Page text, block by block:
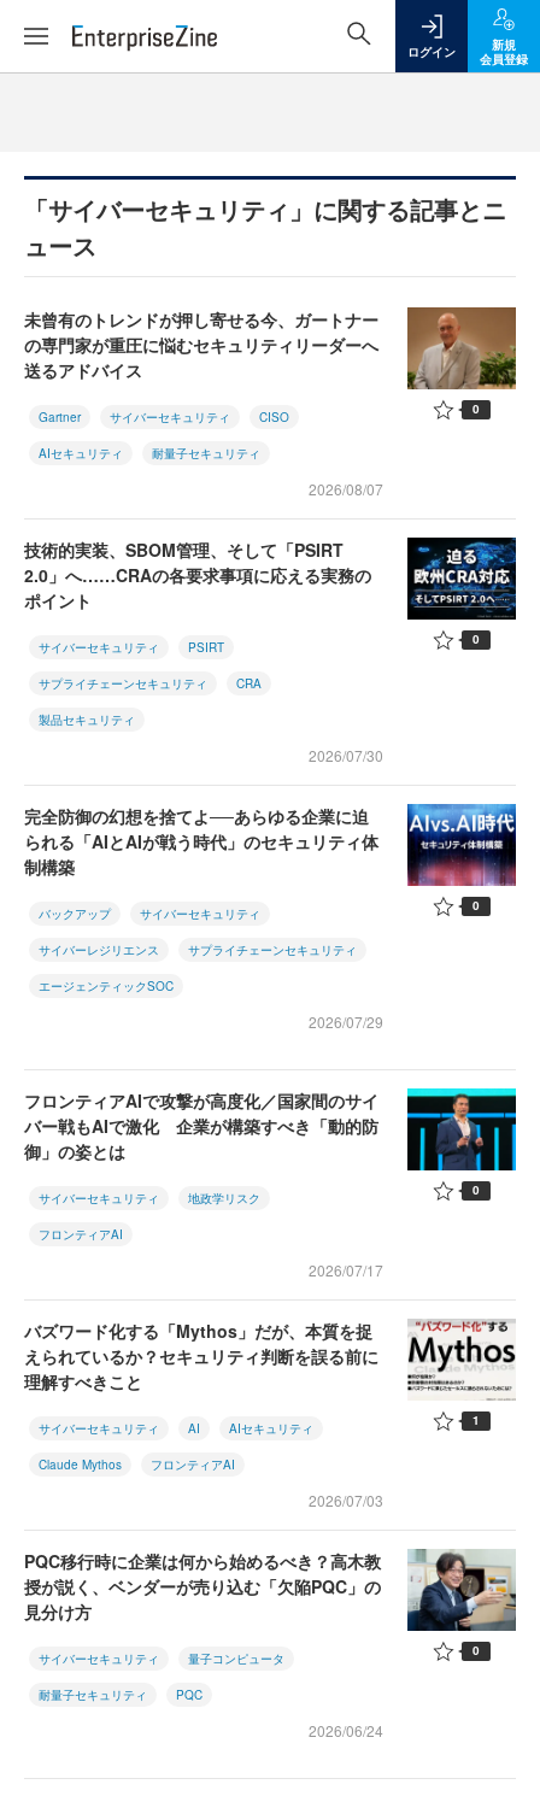
ログイン
新規
会員登録
「サイバーセキュリティ」に関する記事とニ
ュース
未曾有のトレンドが押し寄せる今、ガートナー
の専門家が重圧に悩むセキュリティリーダーへ
送るアドバイス
Gartner サイバーセキュリティ CISO
AIセキュリティ 耐量子セキュリティ
2026/08/07
0
技術的実装、SBOM管理、そして「PSIRT
2.0」へ……CRAの各要求事項に応える実務の
ポイント
サイバーセキュリティ PSIRT
サプライチェーンセキュリティ CRA
製品セキュリティ
2026/07/30
0
完全防御の幻想を捨てよ──あらゆる企業に迫
られる「AIとAIが戦う時代」のセキュリティ体
制構築
バックアップ サイバーセキュリティ
サイバーレジリエンス サプライチェーンセキュリティ
エージェンティックSOC
2026/07/29
0
フロンティアAIで攻撃が高度化／国家間のサイ
バー戦もAIで激化 企業が構築すべき「動的防
御」の姿とは
サイバーセキュリティ 地政学リスク
フロンティアAI
2026/07/17
0
バズワード化する「Mythos」だが、本質を捉
えられているか？セキュリティ判断を誤る前に
理解すべきこと
サイバーセキュリティ AI AIセキュリティ
Claude Mythos フロンティアAI
2026/07/03
1
PQC移行時に企業は何から始めるべき？高木教
授が説く、ベンダーが売り込む「欠陥PQC」の
見分け方
サイバーセキュリティ 量子コンピュータ
耐量子セキュリティ PQC
2026/06/24
0